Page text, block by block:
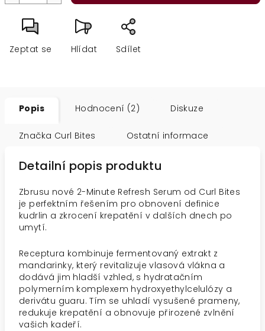
Zeptat se Hlídat Sdílet
Popis Hodnocení (2) Diskuze
Značka Curl Bites Ostatní informace
Detailní popis produktu
Zbrusu nové 2-Minute Refresh Serum od Curl Bites
je perfektním řešením pro obnovení definice
kudrlin a zkrocení krepatění v dalších dnech po
umytí.
Receptura kombinuje fermentovaný extrakt z
mandarinky, který revitalizuje vlasová vlákna a
dodává jim hladší vzhled, s hydratačním
polymerním komplexem hydroxyethylcelulózy a
derivátu guaru. Tím se uhladí vysušené prameny,
redukuje krepatění a obnovuje přirozené zvlnění
vašich kadeří.